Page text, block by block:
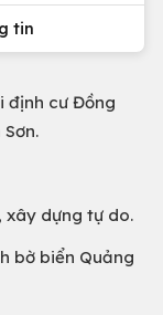
tin
định cư Đồng
xây dựng tự do.
bờ biển Quảng